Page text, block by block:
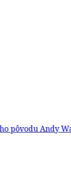
Warhol/